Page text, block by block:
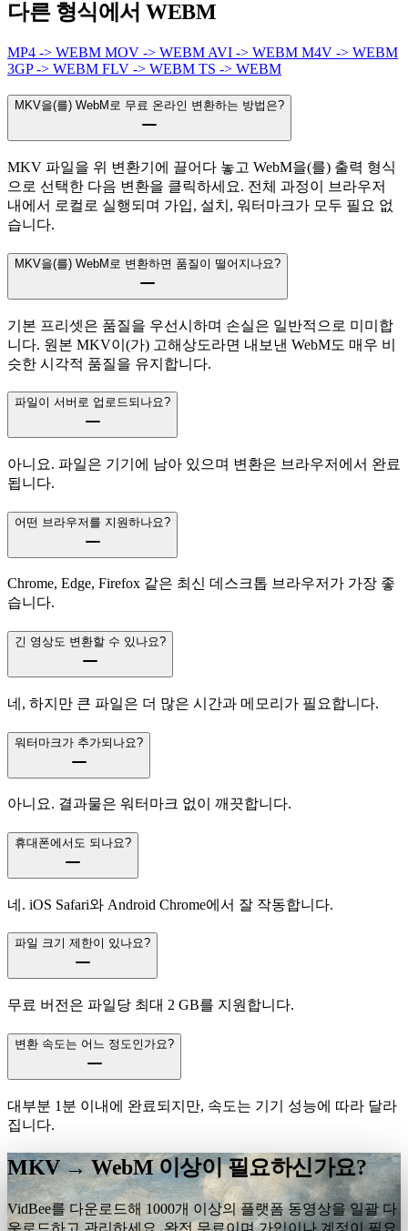
다른 형식에서 WEBM
MP4 -> WEBM MOV -> WEBM AVI -> WEBM M4V -> WEBM
3GP -> WEBM FLV -> WEBM TS -> WEBM
MKV을(를) WebM로 무료 온라인 변환하는 방법은?
MKV 파일을 위 변환기에 끌어다 놓고 WebM을(를) 출력 형식
으로 선택한 다음 변환을 클릭하세요. 전체 과정이 브라우저
내에서 로컬로 실행되며 가입, 설치, 워터마크가 모두 필요 없
습니다.
MKV을(를) WebM로 변환하면 품질이 떨어지나요?
기본 프리셋은 품질을 우선시하며 손실은 일반적으로 미미합
니다. 원본 MKV이(가) 고해상도라면 내보낸 WebM도 매우 비
슷한 시각적 품질을 유지합니다.
파일이 서버로 업로드되나요?
아니요. 파일은 기기에 남아 있으며 변환은 브라우저에서 완료
됩니다.
어떤 브라우저를 지원하나요?
Chrome, Edge, Firefox 같은 최신 데스크톱 브라우저가 가장 좋
습니다.
긴 영상도 변환할 수 있나요?
네, 하지만 큰 파일은 더 많은 시간과 메모리가 필요합니다.
워터마크가 추가되나요?
아니요. 결과물은 워터마크 없이 깨끗합니다.
휴대폰에서도 되나요?
네. iOS Safari와 Android Chrome에서 잘 작동합니다.
파일 크기 제한이 있나요?
무료 버전은 파일당 최대 2 GB를 지원합니다.
변환 속도는 어느 정도인가요?
대부분 1분 이내에 완료되지만, 속도는 기기 성능에 따라 달라
집니다.
MKV → WebM 이상이 필요하신가요?
VidBee를 다운로드해 1000개 이상의 플랫폼 동영상을 일괄 다